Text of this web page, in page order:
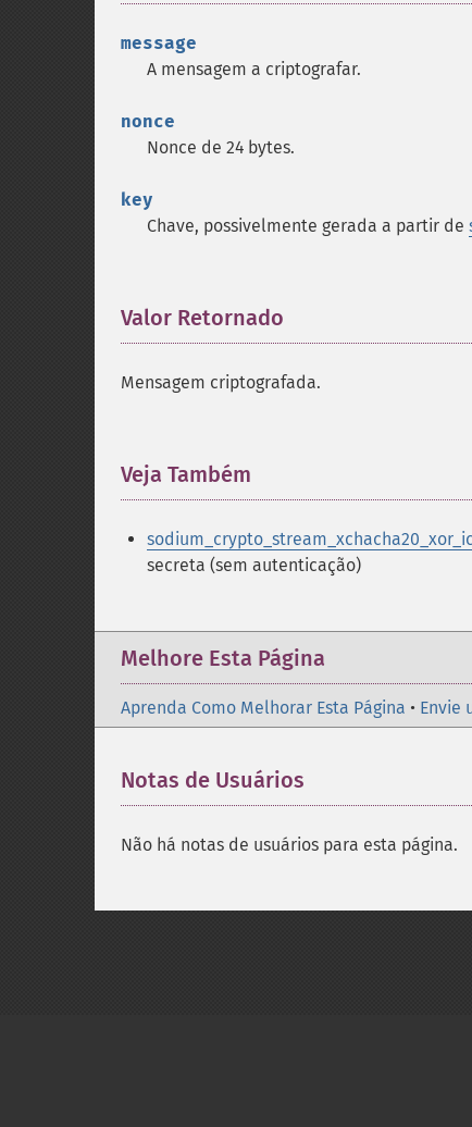
message
A mensagem a criptografar.
nonce
Nonce de 24 bytes.
key
Chave, possivelmente gerada a partir de
Valor Retornado
Mensagem criptografada.
Veja Também
secreta (sem autenticação)
Melhore Esta Página
Aprenda Como Melhorar Esta Página • Envie
Notas de Usuários
Não há notas de usuários para esta página.